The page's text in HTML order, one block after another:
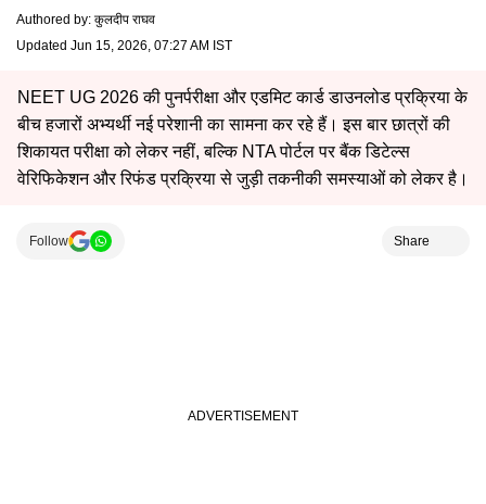
Authored by: कुलदीप राघव
Updated Jun 15, 2026, 07:27 AM IST
NEET UG 2026 की पुनर्परीक्षा और एडमिट कार्ड डाउनलोड प्रक्रिया के
बीच हजारों अभ्यर्थी नई परेशानी का सामना कर रहे हैं। इस बार छात्रों की
शिकायत परीक्षा को लेकर नहीं, बल्कि NTA पोर्टल पर बैंक डिटेल्स
वेरिफिकेशन और रिफंड प्रक्रिया से जुड़ी तकनीकी समस्याओं को लेकर है।
Follow Share